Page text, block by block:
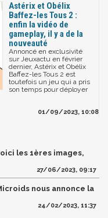
Astérix et Obélix
Baffez-les Tous 2 :
enfin la vidéo de
gameplay, il y a de la
nouveauté
Annoncé en exclusivité
sur Jeuxactu en février
dernier, Astérix et Obélix
Baffez-les Tous 2 est
toutefois un jeu qui a pris
son temps pour déployer
01/09/2023, 10:08
les 1ères images,
27/06/2023, 09:17
nous annonce la
24/02/2023, 11:37